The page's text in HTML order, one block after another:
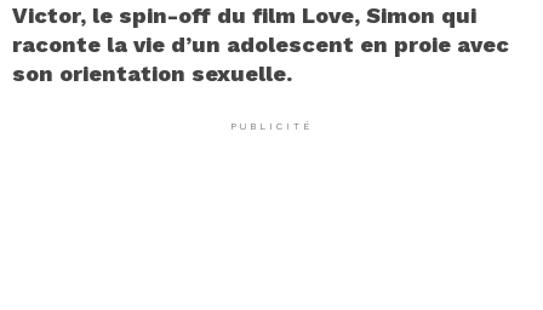
Victor, le spin-off du film Love, Simon qui
raconte la vie d’un adolescent en proie avec
son orientation sexuelle.
PUBLICITÉ